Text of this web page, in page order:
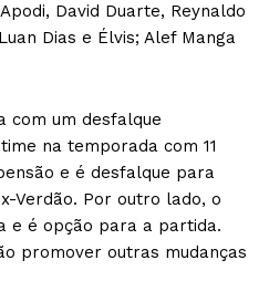
David Duarte, Reynaldo
Dias e Élvis; Alef Manga
com um desfalque
na temporada com 11
e é desfalque para
Verdão. Por outro lado, o
e é opção para a partida.
promover outras mudanças